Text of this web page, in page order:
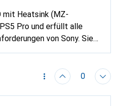
mit Heatsink (MZ-
Pro und erfüllt alle
von Sony. Sie
Erweiterungsspeicher
Programms.
0